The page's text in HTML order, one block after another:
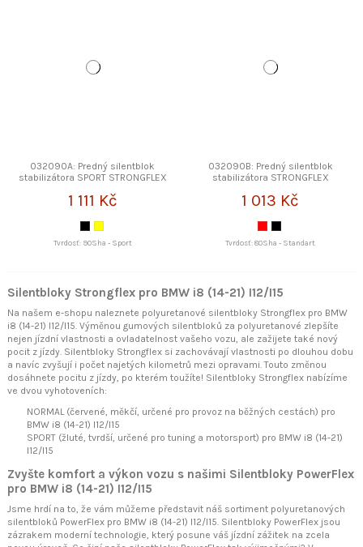
032090A: Predný silentblok
stabilizátora SPORT STRONGFLEX
1 111 Kč
Tvrdosť: 90Sha - Sport
032090B: Predný silentblok
stabilizátora STRONGFLEX
1 013 Kč
Tvrdosť: 80Sha - Standart
Silentbloky Strongflex pro BMW i8 (14-21) I12/I15
Na našem e-shopu naleznete polyuretanové silentbloky Strongflex pro BMW
i8 (14-21) I12/I15. Výměnou gumových silentbloků za polyuretanové zlepšíte
nejen jízdní vlastnosti a ovladatelnost vašeho vozu, ale zažijete také nový
pocit z jízdy. Silentbloky Strongflex si zachovávají vlastnosti po dlouhou dobu
a navíc zvyšují i počet najetých kilometrů mezi opravami. Touto změnou
dosáhnete pocitu z jízdy, po kterém toužíte! Silentbloky Strongflex nabízíme
ve dvou vyhotoveních:
NORMAL (červené, měkčí, určené pro provoz na běžných cestách) pro
BMW i8 (14-21) I12/I15
SPORT (žluté, tvrdší, určené pro tuning a motorsport) pro BMW i8 (14-21)
I12/I15
Zvyšte komfort a výkon vozu s našimi Silentbloky PowerFlex
pro BMW i8 (14-21) I12/I15
Jsme hrdí na to, že vám můžeme představit náš sortiment polyuretanových
silentbloků PowerFlex pro BMW i8 (14-21) I12/I15. Silentbloky PowerFlex jsou
zázrakem moderní technologie, který posune váš jízdní zážitek na zcela